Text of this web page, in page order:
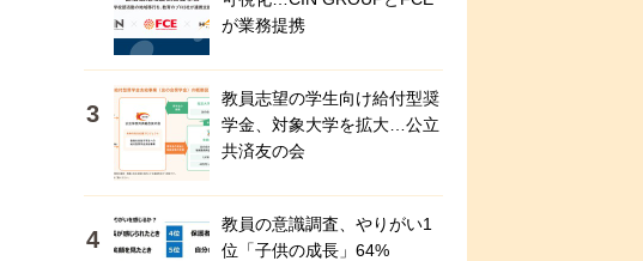
が業務提携
教員志望の学生向け給付型奨
学金、対象大学を拡大…公立
共済友の会
教員の意識調査、やりがい1
位「子供の成長」64%